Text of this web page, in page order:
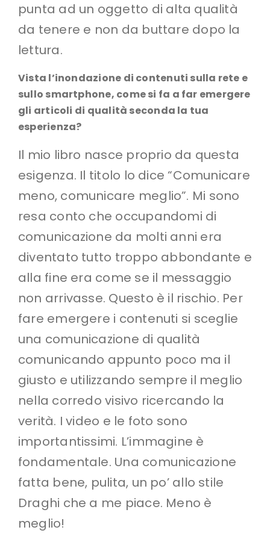
punta ad un oggetto di alta qualità
da tenere e non da buttare dopo la
lettura.
Vista l’inondazione di contenuti sulla rete e
sullo smartphone, come si fa a far emergere
gli articoli di qualità seconda la tua
esperienza?
Il mio libro nasce proprio da questa
esigenza. Il titolo lo dice “Comunicare
meno, comunicare meglio”. Mi sono
resa conto che occupandomi di
comunicazione da molti anni era
diventato tutto troppo abbondante e
alla fine era come se il messaggio
non arrivasse. Questo è il rischio. Per
fare emergere i contenuti si sceglie
una comunicazione di qualità
comunicando appunto poco ma il
giusto e utilizzando sempre il meglio
nella corredo visivo ricercando la
verità. I video e le foto sono
importantissimi. L’immagine è
fondamentale. Una comunicazione
fatta bene, pulita, un po’ allo stile
Draghi che a me piace. Meno è
meglio!